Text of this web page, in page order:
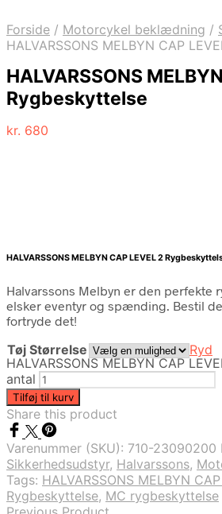
Forside / Motorcykel beklædning /
HALVARSSONS MELBYN CAP
HALVARSSONS
Rygbeskyttelse
kr. 680
HALVARSSONS MELBYN CAP LEVEL 2
Halvarssons Melbyn er den perfekte
elsker eventyr og spænding. Bestil
fortryde det!
Tøj Størrelse
Ryd
HALVARSSONS MELBYN CAP
antal
Tilføj til kurv
Share this product
Varenummer (SKU): 710-23090200
Sikkerhedsudstyr, Halvarssons,
Tags: HALVARSSONS MELBYN
Rygbeskyttelse, MC rygbeskyttelse